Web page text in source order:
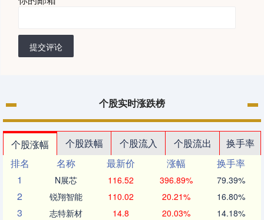
提交评论
个股实时涨跌榜
个股涨幅 个股跌幅 个股流入 个股流出
换手率
排名
名称 最新价 涨幅
换手率
1
N展芯 116.52 396.89% 79.39%
2 锐翔智能 110.02 20.21% 16.80%
3 志特新材 14.8 20.03% 14.18%